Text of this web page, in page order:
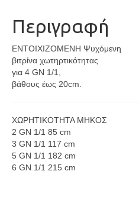
Περιγραφή
ENTOIXIZOMENH Ψυχόμενη
βιτρίνα χωτηρτικότητας
για 4 GN 1/1,
βάθους έως 20cm.
XΩΡΗΤΙΚΟΤΗΤΑ ΜΗΚΟΣ
2 GN 1/1 85 cm
3 GN 1/1 117 cm
5 GN 1/1 182 cm
6 GN 1/1 215 cm